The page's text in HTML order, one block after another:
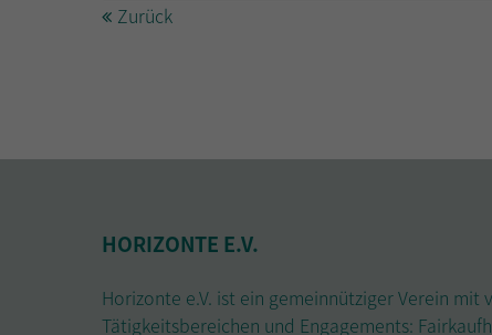
Zurück
HORIZONTE E.V.
Horizonte e.V. ist ein gemeinnütziger Verein mit
Tätigkeitsbereichen und Engagements: